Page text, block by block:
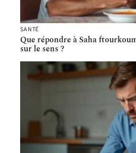
SANTÉ
Que répondre à Saha
sur le sens ?